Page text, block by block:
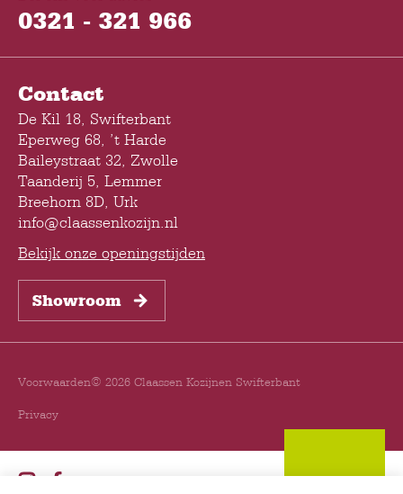
0321 - 321 966
Contact
De Kil 18, Swifterbant
Eperweg 68, ’t Harde
Baileystraat 32, Zwolle
Taanderij 5, Lemmer
Breehorn 8D, Urk
info@claassenkozijn.nl
Bekijk onze openingstijden
Showroom
Voorwaarden
Privacy
© 2026 Claassen Kozijnen Swifterbant